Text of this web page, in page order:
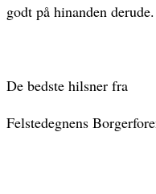
godt på hinanden derude.
De bedste hilsner fra
Felstedegnens